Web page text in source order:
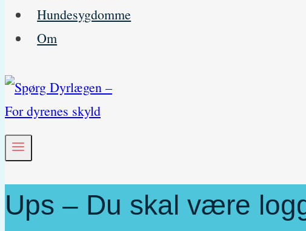
Hundesygdomme
Om
Ups – Du skal være